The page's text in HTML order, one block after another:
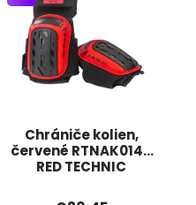
Chrániče kolien,
červené RTNAK0146
RED TECHNIC